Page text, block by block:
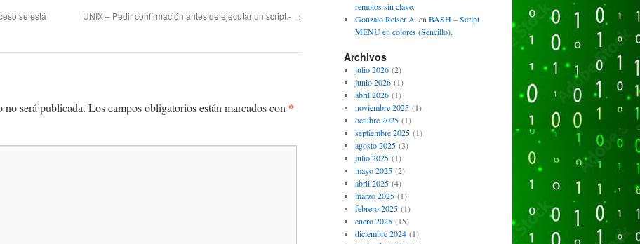
se está
UNIX – Pedir confirmación antes de ejecutar un script.- →
será publicada. Los campos obligatorios están marcados con *
remotos sin clave.
Gonzalo Reiser A. en BASH – Script
MENU en colores (Sencillo).
Archivos
julio 2026(2)
junio 2026(1)
abril 2026(1)
noviembre 2025(1)
octubre 2025(1)
septiembre 2025(1)
agosto 2025(3)
julio 2025(1)
mayo 2025(2)
abril 2025(4)
marzo 2025(1)
febrero 2025(1)
enero 2025(15)
diciembre 2024(1)